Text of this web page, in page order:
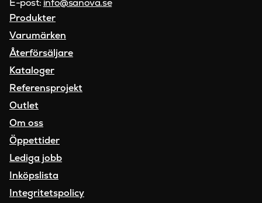
E-post: info@sanova.se
Produkter
Varumärken
Återförsäljare
Kataloger
Referensprojekt
Outlet
Om oss
Öppettider
Lediga jobb
Inköpslista
Integritetspolicy